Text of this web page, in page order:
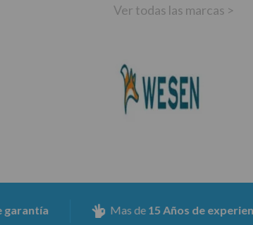
Ver todas las marcas >
Mas de15 Años de experiencia